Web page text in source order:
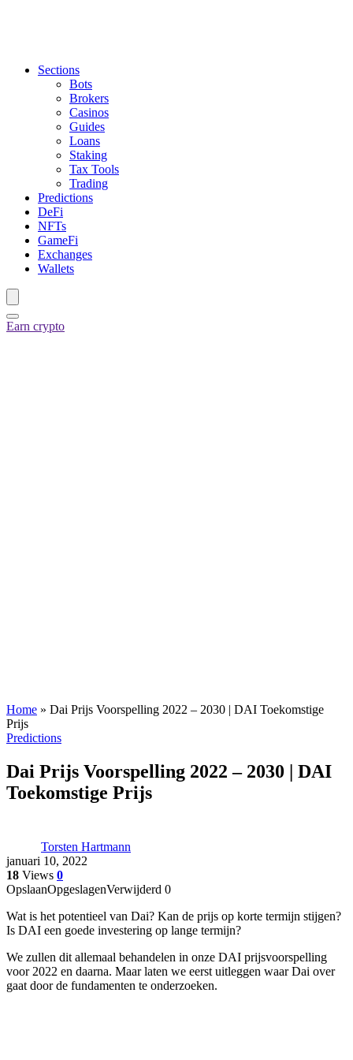
Sections
Bots
Brokers
Casinos
Guides
Loans
Staking
Tax Tools
Trading
Predictions
DeFi
NFTs
GameFi
Exchanges
Wallets
Earn crypto
Home » Dai Prijs Voorspelling 2022 – 2030 | DAI Toekomstige
Prijs
Predictions
Dai Prijs Voorspelling 2022 – 2030 | DAI
Toekomstige Prijs
Torsten Hartmann
januari 10, 2022
18 Views 0
OpslaanOpgeslagenVerwijderd 0
Wat is het potentieel van Dai? Kan de prijs op korte termijn stijgen?
Is DAI een goede investering op lange termijn?
We zullen dit allemaal behandelen in onze DAI prijsvoorspelling
voor 2022 en daarna. Maar laten we eerst uitleggen waar Dai over
gaat door de fundamenten te onderzoeken.